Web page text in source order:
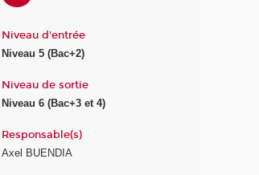
Niveau d'entrée
Niveau 5 (Bac+2)
Niveau de sortie
Niveau 6 (Bac+3 et 4)
Responsable(s)
Axel BUENDIA